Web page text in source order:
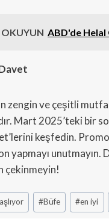
OKUYUN ABD'de Helal
zengin ve çeşitli
Mart 2025’teki bir
keşfedin.
yapmayı
çekinmeyin!
#Büfe #en iyi